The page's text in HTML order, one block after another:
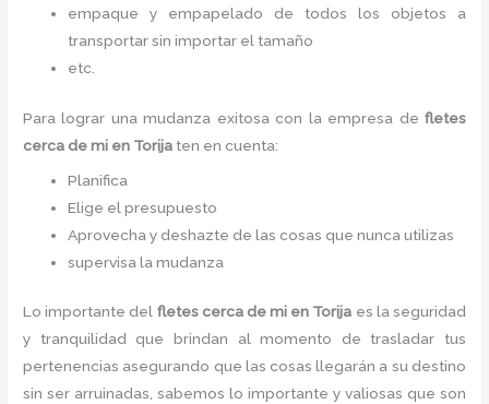
empaque y empapelado de todos los objetos a
transportar sin importar el tamaño
etc.
Para lograr una mudanza exitosa con la empresa de fletes
cerca de mi en Torija ten en cuenta:
Planifica
Elige el presupuesto
Aprovecha y deshazte de las cosas que nunca utilizas
supervisa la mudanza
Lo importante del fletes cerca de mi en Torija es la seguridad
y tranquilidad que brindan al momento de trasladar tus
pertenencias asegurando que las cosas llegarán a su destino
sin ser arruinadas, sabemos lo importante y valiosas que son